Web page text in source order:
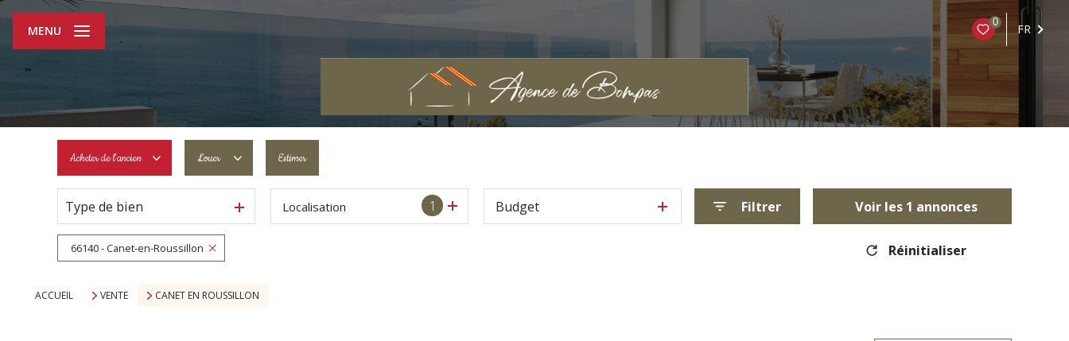
0 FR
MENU
Acheterde l'ancien
De l'ancien
De l'immo pro
Louer
à l'année
De l'immo pro
Estimer
Type de bien 1
Localisation Budget Filtrer Voir les 1 annonces
66140 - Canet-en-Roussillon Réinitialiser
ACCUEIL VENTE CANET EN ROUSSILLON